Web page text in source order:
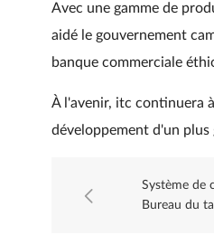
Avec une gamme de
aidé le gouvernement
banque commerciale
À l'avenir, itc continuera
développement d'un
Système de
Bureau du